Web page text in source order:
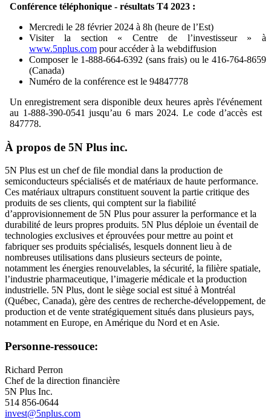
Conférence téléphonique - résultats T4 2023 :
Mercredi le 28 février 2024 à 8h (heure de l’Est)
Visiter la section « Centre de l’investisseur » à
www.5nplus.com pour accéder à la webdiffusion
Composer le 1-888-664-6392 (sans frais) ou le 416-764-8659
(Canada)
Numéro de la conférence est le 94847778
Un enregistrement sera disponible deux heures après l'événement
au 1-888-390-0541 jusqu’au 6 mars 2024. Le code d’accès est
847778.
À propos de 5N Plus inc.
5N Plus est un chef de file mondial dans la production de
semiconducteurs spécialisés et de matériaux de haute performance.
Ces matériaux ultrapurs constituent souvent la partie critique des
produits de ses clients, qui comptent sur la fiabilité
d’approvisionnement de 5N Plus pour assurer la performance et la
durabilité de leurs propres produits. 5N Plus déploie un éventail de
technologies exclusives et éprouvées pour mettre au point et
fabriquer ses produits spécialisés, lesquels donnent lieu à de
nombreuses utilisations dans plusieurs secteurs de pointe,
notamment les énergies renouvelables, la sécurité, la filière spatiale,
l’industrie pharmaceutique, l’imagerie médicale et la production
industrielle. 5N Plus, dont le siège social est situé à Montréal
(Québec, Canada), gère des centres de recherche‐développement, de
production et de vente stratégiquement situés dans plusieurs pays,
notamment en Europe, en Amérique du Nord et en Asie.
Personne-ressouce:
Richard Perron
Chef de la direction financière
5N Plus Inc.
514 856-0644
invest@5nplus.com